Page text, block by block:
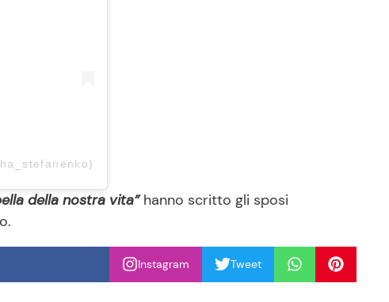
della nostra vita”hanno scritto gli sposi
Instagram Tweet